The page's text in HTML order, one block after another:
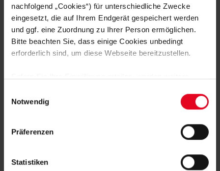
nachfolgend „Cookies“) für unterschiedliche Zwecke
eingesetzt, die auf Ihrem Endgerät gespeichert werden
und ggf. eine Zuordnung zu Ihrer Person ermöglichen.
Bitte beachten Sie, dass einige Cookies unbedingt
erforderlich sind, um diese Webseite bereitzustellen.
Daten von Ihnen (z.B. persönlichen Identifikatoren oder
IP-Adressen) verarbeitet werden. Durch Klicken auf den
Speicherung aller aufgeführten Cookies und der
Daten für die unten jeweils angegebene Zwecke gem. §
Notwendig
Präferenzen
Statistiken
GEFALLEN
SALE